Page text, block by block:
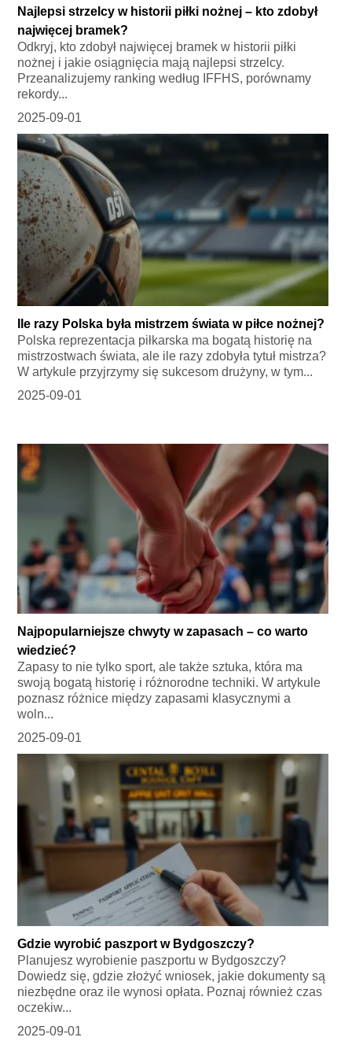
Najlepsi strzelcy w historii piłki nożnej – kto zdobył
najwięcej bramek?
Odkryj, kto zdobył najwięcej bramek w historii piłki
nożnej i jakie osiągnięcia mają najlepsi strzelcy.
Przeanalizujemy ranking według IFFHS, porównamy
rekordy...
2025-09-01
Ile razy Polska była mistrzem świata w piłce nożnej?
Polska reprezentacja piłkarska ma bogatą historię na
mistrzostwach świata, ale ile razy zdobyła tytuł mistrza?
W artykule przyjrzymy się sukcesom drużyny, w tym...
2025-09-01
Najpopularniejsze chwyty w zapasach – co warto
wiedzieć?
Zapasy to nie tylko sport, ale także sztuka, która ma
swoją bogatą historię i różnorodne techniki. W artykule
poznasz różnice między zapasami klasycznymi a
woln...
2025-09-01
Gdzie wyrobić paszport w Bydgoszczy?
Planujesz wyrobienie paszportu w Bydgoszczy?
Dowiedz się, gdzie złożyć wniosek, jakie dokumenty są
niezbędne oraz ile wynosi opłata. Poznaj również czas
oczekiw...
2025-09-01